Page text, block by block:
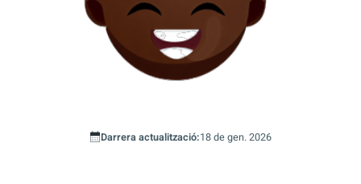
Darrera actualització:18 de gen. 2026